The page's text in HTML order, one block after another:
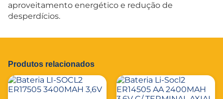
aproveitamento energético e redução de
desperdícios.
Produtos relacionados